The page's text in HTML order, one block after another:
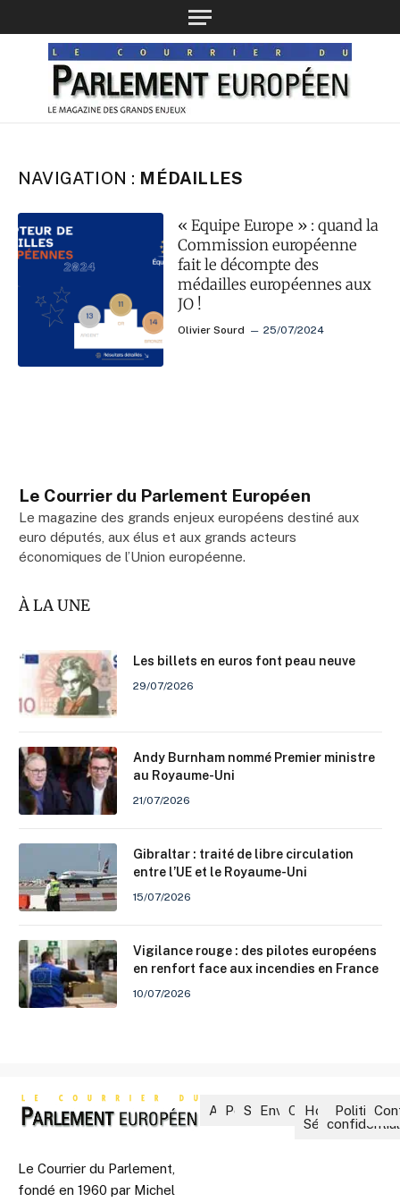
NAVIGATION : MÉDAILLES
« Equipe Europe » : quand la
Commission européenne
fait le décompte des
médailles européennes aux
JO !
Olivier Sourd 25/07/2024
Le Courrier du Parlement Européen
Le magazine des grands enjeux européens destiné aux
euro députés, aux élus et aux grands acteurs
économiques de l’Union européenne.
À LA UNE
Les billets en euros font peau neuve
29/07/2026
Andy Burnham nommé Premier ministre
au Royaume-Uni
21/07/2026
Gibraltar : traité de libre circulation
entre l’UE et le Royaume-Uni
15/07/2026
Vigilance rouge : des pilotes européens
en renfort face aux incendies en France
10/07/2026
Le Courrier du Parlement,
fondé en 1960 par Michel
Accueil
Politique
Société
Environnement
CultureHors-
Séries
Politique